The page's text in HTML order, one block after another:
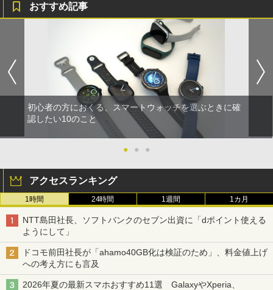
おすすめ記事
初心者の方におくる、スマートウォッチを選ぶときに確
認したい10のこと
● ● ●
アクセスランキング
1時間 24時間 1週間 1カ月
NTT島田社長、ソフトバンクのセブン出資に「dポイント使える
ようにして」
ドコモ前田社長が「ahamo40GB化は検証のため」、料金値上げ
への考え方にも言及
2026年夏の最新スマホおすすめ11選 GalaxyやXperia、